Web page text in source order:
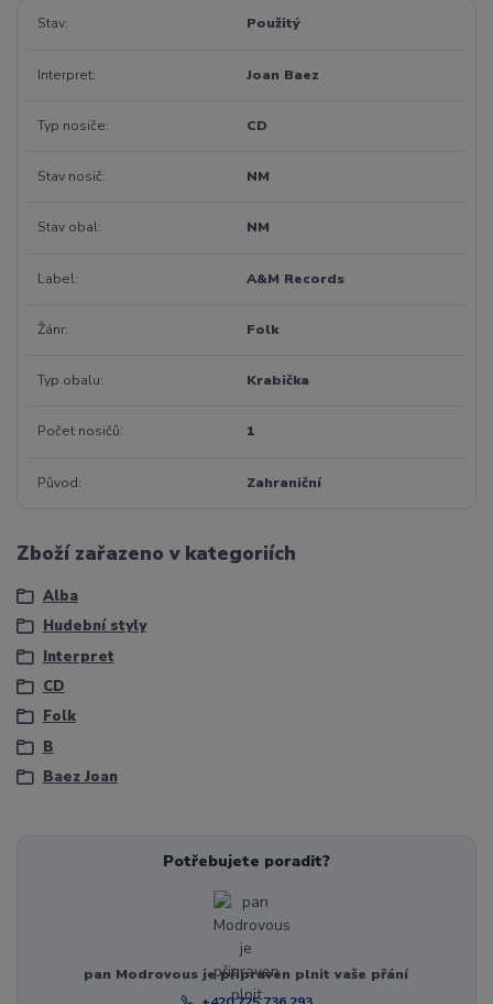
Stav Použitý
Interpret Joan Baez
Typ nosiče CD
Stav nosič NM
Stav obal NM
Label A&M Records
Žánr Folk
Typ obalu Krabička
Počet nosičů 1
Původ Zahraniční
Zboží zařazeno v kategoriích
Alba
Hudební styly
Interpret
CD
Folk
B
Baez Joan
Potřebujete poradit?
pan Modrovous je připraven plnit vaše přání